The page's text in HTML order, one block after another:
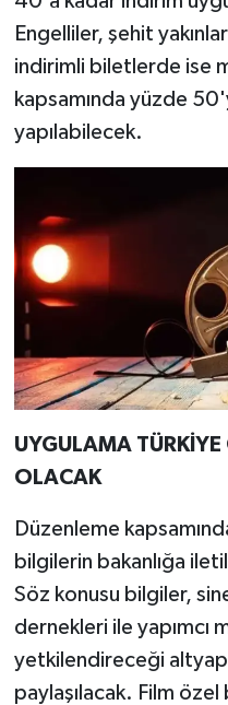
Engelliler, şehit
indirimli biletlerde ise
kapsamında yüzde
yapılabilecek.
UYGULAMA TÜRKİYE
OLACAK
Düzenleme
bilgilerin bakanlığa
Söz konusu bilgiler,
dernekleri ile yapımcı
yetkilendireceği
paylaşılacak. Film